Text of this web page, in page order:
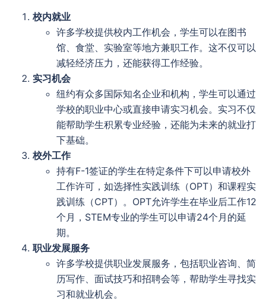
校内就业
许多学校提供校内工作机会，学生可以在图书
馆、食堂、实验室等地方兼职工作。这不仅可以
减轻经济压力，还能获得工作经验。
实习机会
纽约有众多国际知名企业和机构，学生可以通过
学校的职业中心或直接申请实习机会。实习不仅
能帮助学生积累专业经验，还能为未来的就业打
下基础。
校外工作
持有F-1签证的学生在特定条件下可以申请校外
工作许可，如选择性实践训练（OPT）和课程实
践训练（CPT）。OPT允许学生在毕业后工作12
个月，STEM专业的学生可以申请24个月的延
期。
职业发展服务
许多学校提供职业发展服务，包括职业咨询、简
历写作、面试技巧和招聘会等，帮助学生寻找实
习和就业机会。